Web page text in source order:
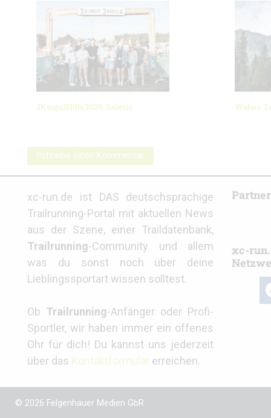
3Kings3Hills 2026: Galerie Walser
Schreibe einen Kommentar
xc-run.de ist DAS deutschsprachige
Trailrunning-Portal mit aktuellen News
aus der Szene, einer Traildatenbank,
Trailrunning-Community und allem
was du sonst noch über deine
Lieblingssportart wissen solltest.
Ob Trailrunning-Anfänger oder Profi-
Sportler, wir haben immer ein offenes
Ohr für dich! Du kannst uns jederzeit
über das Kontaktformular erreichen.
Partner
xc-
© 2026 Felgenhauer Medien GbR